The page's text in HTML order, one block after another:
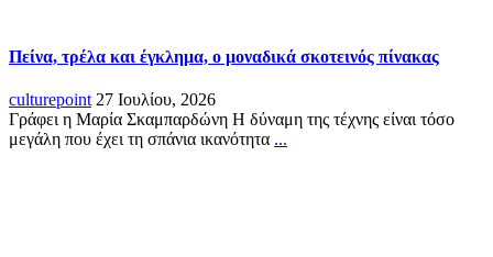
Πείνα, τρέλα και έγκλημα, ο μοναδικά σκοτεινός πίνακας
culturepoint 27 Ιουλίου, 2026
Γράφει η Μαρία Σκαμπαρδώνη Η δύναμη της τέχνης είναι τόσο
μεγάλη που έχει τη σπάνια ικανότητα ...